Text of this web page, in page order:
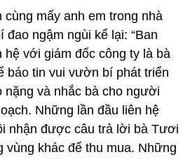
cùng mấy anh em trong nhà
đao ngậm ngùi kể lại: “Ban
hệ với giám đốc công ty là bà
báo tin vui vườn bí phát triển
nặng và nhắc bà cho người
Những lần đầu liên hệ
nhận được câu trả lời bà Tươi
vùng khác để thu mua. Những